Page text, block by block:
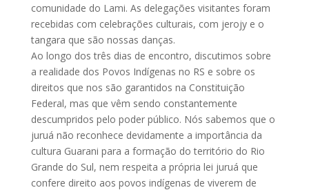
comunidade do Lami. As delegações visitantes foram
recebidas com celebrações culturais, com jerojy e o
tangara que são nossas danças.
Ao longo dos três dias de encontro, discutimos sobre
a realidade dos Povos Indígenas no RS e sobre os
direitos que nos são garantidos na Constituição
Federal, mas que vêm sendo constantemente
descumpridos pelo poder público. Nós sabemos que o
juruá não reconhece devidamente a importância da
cultura Guarani para a formação do território do Rio
Grande do Sul, nem respeita a própria lei juruá que
confere direito aos povos indígenas de viverem de